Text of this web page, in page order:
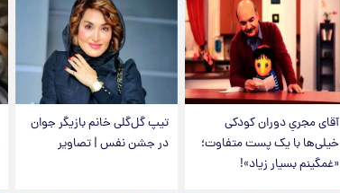
آقای مجریِ دوران کودکی
خیلی‌ها با یک پست متفاوت؛
«غمگینم بسیار زیاد»!
تیپ گل‌گلی خانم بازیگر جوان
در جشن نفس | تصاویر